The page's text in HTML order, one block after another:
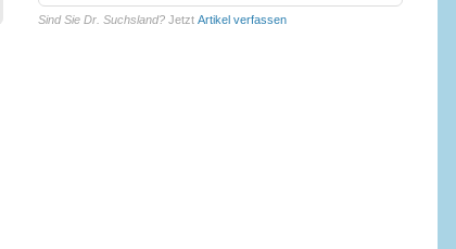
Sind Sie Dr. Suchsland? Jetzt Artikel verfassen